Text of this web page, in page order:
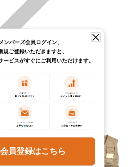
ンバーズ会員ログイン、
規ご登録いただきますと、
ービスがすぐにご利用いただけます。
員登録はこちら